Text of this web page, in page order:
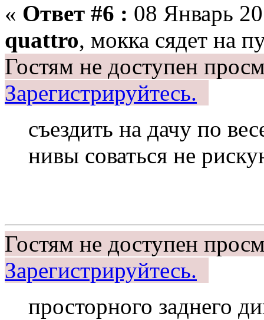
« Ответ #6 : 08 Январь
quattro, мокка сядет на
Гостям не доступен
Зарегистрируйтесь.
съездить на дачу по
нивы соваться не
Гостям не доступен
Зарегистрируйтесь.
просторного заднего